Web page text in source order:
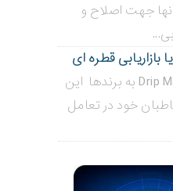
جهت اصلاح و
بازاریابی قطره ای
بازاریابی قطره ای Drip Marketing به برندها این
خود در تعامل